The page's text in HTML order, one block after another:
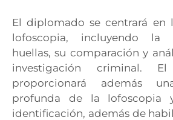
El diplomado se centrará en
lofoscopia, incluyendo la
huellas, su comparación y
investigación criminal.
proporcionará además
profunda de la
identificación, además de